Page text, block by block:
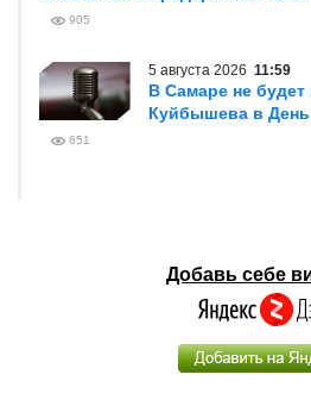
905
5 августа 2026 11:59
В Самаре не
Куйбышева в День
651
Добавь себе